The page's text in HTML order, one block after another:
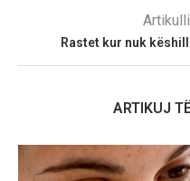
Rastet kur nuk
ARTIKUJ